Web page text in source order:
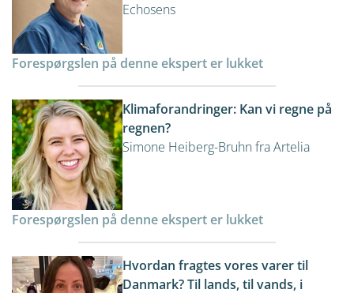
Echosens
Forespørgslen på denne ekspert er lukket
Klimaforandringer: Kan vi regne på
regnen?
Simone Heiberg-Bruhn fra Artelia
Forespørgslen på denne ekspert er lukket
Hvordan fragtes vores varer til
Danmark? Til lands, til vands, i